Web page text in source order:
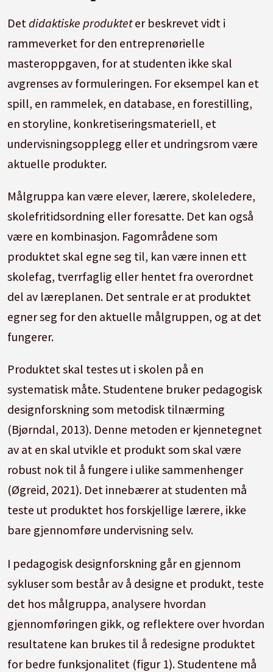
Detdidaktiske produkteter beskrevet vidt i
rammeverket for den entreprenørielle
masteroppgaven, for at studenten ikke skal
avgrenses av formuleringen. For eksempel kan et
spill, en rammelek, en database, en forestilling,
en storyline, konkretiseringsmateriell, et
undervisningsopplegg eller et undringsrom være
aktuelle produkter.
Målgruppa kan være elever, lærere, skoleledere,
skolefritidsordning eller foresatte. Det kan også
være en kombinasjon. Fagområdene som
produktet skal egne seg til, kan være innen ett
skolefag, tverrfaglig eller hentet fra overordnet
del av læreplanen. Det sentrale er at produktet
egner seg for den aktuelle målgruppen, og at det
fungerer.
Produktet skal testes ut i skolen på en
systematisk måte. Studentene bruker pedagogisk
designforskning som metodisk tilnærming
(Bjørndal, 2013). Denne metoden er kjennetegnet
av at en skal utvikle et produkt som skal være
robust nok til å fungere i ulike sammenhenger
(Øgreid, 2021). Det innebærer at studenten må
teste ut produktet hos forskjellige lærere, ikke
bare gjennomføre undervisning selv.
I pedagogisk designforskning går en gjennom
sykluser som består av å designe et produkt, teste
det hos målgruppa, analysere hvordan
gjennomføringen gikk, og reflektere over hvordan
resultatene kan brukes til å redesigne produktet
for bedre funksjonalitet (figur 1). Studentene må